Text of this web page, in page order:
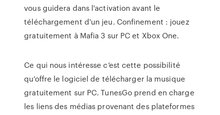
vous guidera dans l'activation avant le
téléchargement d'un jeu. Confinement : jouez
gratuitement à Mafia 3 sur PC et Xbox One.
Ce qui nous intéresse c’est cette possibilité
qu’offre le logiciel de télécharger la musique
gratuitement sur PC. TunesGo prend en charge
les liens des médias provenant des plateformes